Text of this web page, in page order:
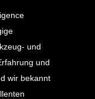
und
und
wir bekannt